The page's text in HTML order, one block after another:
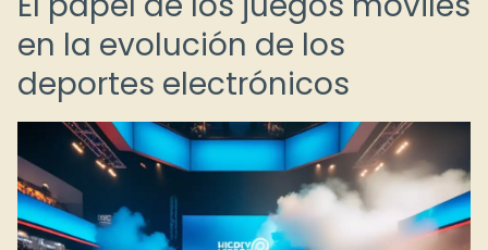
en la evolución de los
deportes electrónicos